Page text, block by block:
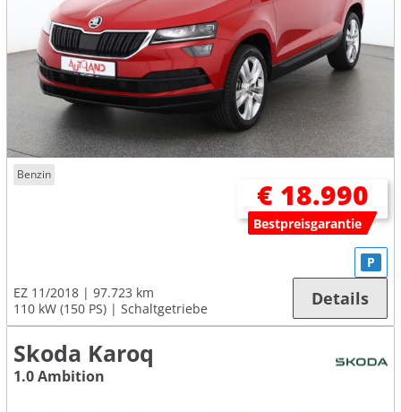
Benzin
€ 18.990
Bestpreisgarantie
EZ 11/2018
97.723 km
110 kW (150 PS)
Schaltgetriebe
P
Details
Skoda Karoq
1.0 Ambition